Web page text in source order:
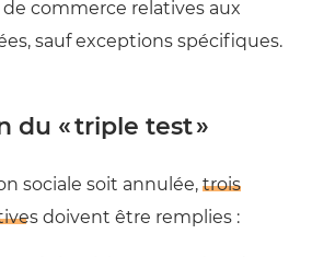
commerce relatives aux
sauf exceptions spécifiques.
du « triple test »
sociale soit annulée, trois
doivent être remplies :